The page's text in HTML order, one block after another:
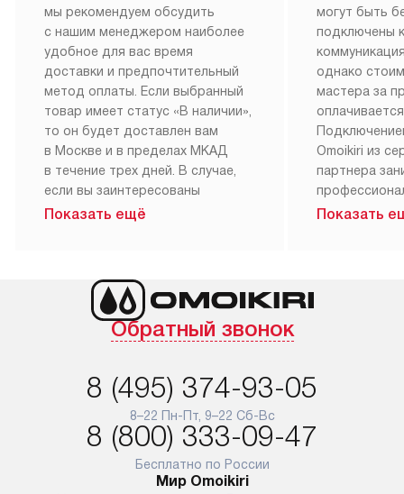
мы рекомендуем обсудить
с нашим менеджером наиболее
удобное для вас время
доставки и предпочтительный
метод оплаты. Если выбранный
товар имеет статус «В наличии»,
то он будет доставлен вам
в Москве и в пределах МКАД
в течение трех дней. В случае,
если вы заинтересованы
в товаре, который доступен
менеджером на сайте. Товары
с особым лейблом
доставляются бесплатно
аксессуаров не предусмотрена.
Для доставки в другие регионы
мы используем услуги
транспортной компании.
Уточняйте все условия доставки
Показать ещё
могут быть
подключены
однако
мастера за
Omoikiri из
партнера
Наш сервис
Показать
Обратный звонок
8 (495) 374-93-05
8–22 Пн-Пт, 9–22 Сб-Вс
8 (800) 333-09-47
Бесплатно по России
Мир Omoikiri